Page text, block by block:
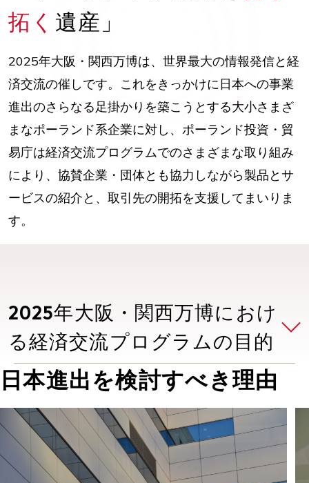
拓く 遺産」
2025年大阪・関西万博は、世界最大の情報発信と経
済交流の催しです。これをきっかけに日本への事業
進出のさらなる足掛かりを築こうとする大小さまざ
まなポーランド系企業に対し、ポーランド投資・貿
易庁は経済交流プログラムでのさまざまな取り組み
により、協賛企業・団体とも協力しながら製品とサ
ービスの紹介と、取引先の開拓を支援してまいりま
す。
2025年大阪・関西万博におけ
る経済交流プログラムの目的
日本進出を検討すべき理由